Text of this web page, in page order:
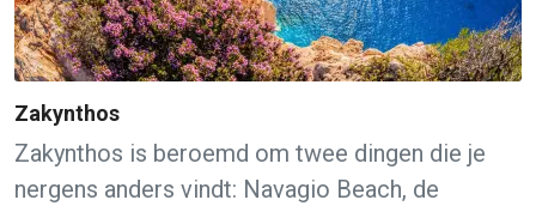
Zakynthos
Zakynthos is beroemd om twee dingen die je
nergens anders vindt: Navagio Beach, de